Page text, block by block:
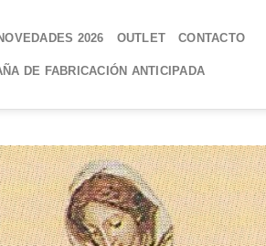
2026 OUTLET CONTACTO
DE FABRICACIÓN ANTICIPADA
AÑADIR
A LA